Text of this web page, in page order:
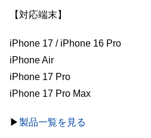
【対応端末】
iPhone 17 / iPhone 16 Pro
iPhone Air
iPhone 17 Pro
iPhone 17 Pro Max
▶︎製品一覧を見る